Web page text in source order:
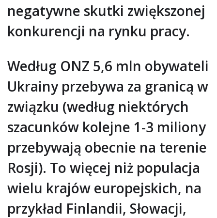
negatywne skutki zwiększonej
konkurencji na rynku pracy.
Według ONZ 5,6 mln obywateli
Ukrainy przebywa za granicą w
związku (według niektórych
szacunków kolejne 1-3 miliony
przebywają obecnie na terenie
Rosji). To więcej niż populacja
wielu krajów europejskich, na
przykład Finlandii, Słowacji,